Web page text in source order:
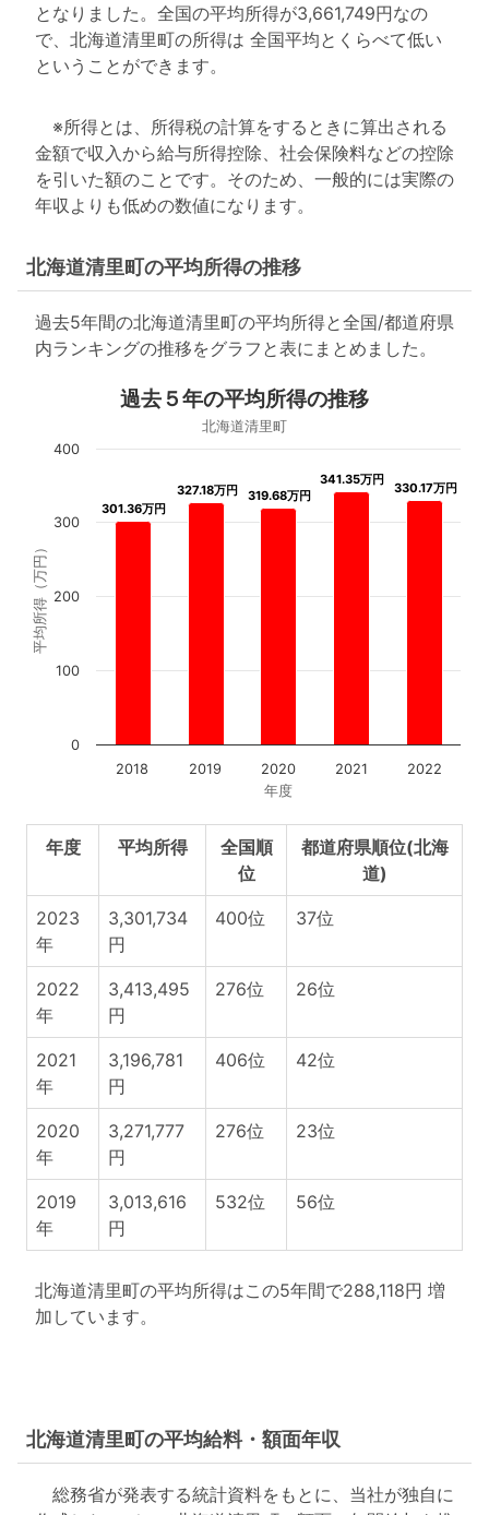
となりました。全国の平均所得が3,661,749円なの
で、北海道清里町の所得は 全国平均とくらべて低い
ということができます。
※所得とは、所得税の計算をするときに算出される
金額で収入から給与所得控除、社会保険料などの控除
を引いた額のことです。そのため、一般的には実際の
年収よりも低めの数値になります。
北海道清里町の平均所得の推移
過去5年間の北海道清里町の平均所得と全国/都道府県
内ランキングの推移をグラフと表にまとめました。
年度
平均所得（万円）
過去５年の平均所得の推移
北海道清里町
301.36万円
301.36万円
327.18万円
327.18万円 319.68万円
319.68万円
341.35万円
341.35万円
330.17万円
330.17万円
2018 2019 2020 2021 2022
0
100
200
300
400
年度 平均所得
全国順
位
都道府県順位(北海
道)
2023
年
3,301,734
円
400位 37位
2022
年
3,413,495
円
276位 26位
2021
年
3,196,781
円
406位 42位
2020
年
3,271,777
円
276位 23位
2019
年
3,013,616
円
532位 56位
北海道清里町の平均所得はこの5年間で288,118円 増
加しています。
北海道清里町の平均給料・額面年収
総務省が発表する統計資料をもとに、当社が独自に